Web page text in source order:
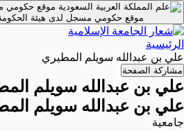
موقع حكومي
موقع حكومي مسجل لدى هيئة
الرئيسية
علي بن عبدالله سويلم المطيري
مشاركة الصفحة
علي بن عبدالله سويلم
علي بن عبدالله سويلم
جامعية